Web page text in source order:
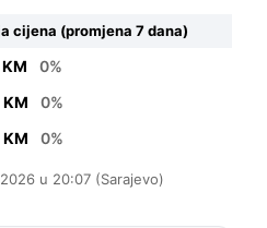
cijena (promjena 7 dana)
0%
0%
0%
u 20:07 (Sarajevo)